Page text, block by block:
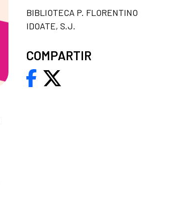
BIBLIOTECA P. FLORENTINO
IDOATE, S.J.
COMPARTIR